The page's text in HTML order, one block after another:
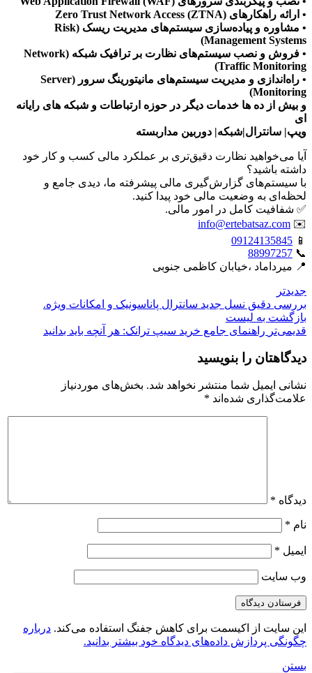
• ارائه راهکارهای Zero Trust Network Access (ZTNA)
• مشاوره و پیاده‌سازی سیستم‌های مدیریت ریسک (Risk
Management Systems)
• فروش و نصب سیستم‌های نظارت بر ترافیک شبکه (Network
Traffic Monitoring)
• راه‌اندازی و مدیریت سیستم‌های مانیتورینگ سرور (Server
Monitoring)
و بیش از ده ها خدمات دیگر در حوزه ارتباطات و شبکه های رایانه
ای
ویپ| سانترال|شبکه| دوربین مداربسته
آیا می‌خواهید نظارت دقیق‌تری بر عملکرد مالی کسب و کار خود
داشته باشید؟
با سیستم‌های گزارش‌گیری مالی پیشرفته ما، دیدی جامع و
لحظه‌ای به وضعیت مالی خود پیدا کنید.
✅ شفافیت کامل در امور مالی.
✉️
info@ertebatsaz.com
📱
09124135845
📞
88997257
📍 میرداماد ،خیابان کاظمی جنوبی
جدیدتر
بررسی دقیق نسل جدید سانترال پاناسونیک و امکانات ویژه.
بازگشت بە لیست
قدیمی‌تر راهنمای جامع خرید سیپ ترانک: هر آنچه باید بدانید
دیدگاهتان را بنویسید
نشانی ایمیل شما منتشر نخواهد شد. بخش‌های موردنیاز
علامت‌گذاری شده‌اند *
دیدگاه *
نام *
ایمیل *
وب‌ سایت
این سایت از اکیسمت برای کاهش جفنگ استفاده می‌کند. درباره
چگونگی پردازش داده‌های دیدگاه خود بیشتر بدانید.
بستن